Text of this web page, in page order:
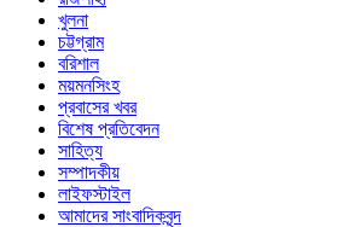
খুলনা
চট্টগ্রাম
বরিশাল
ময়মনসিংহ
প্রবাসের খবর
বিশেষ প্রতিবেদন
সাহিত্য
সম্পাদকীয়
লাইফস্টাইল
আমাদের সাংবাদিকবৃন্দ